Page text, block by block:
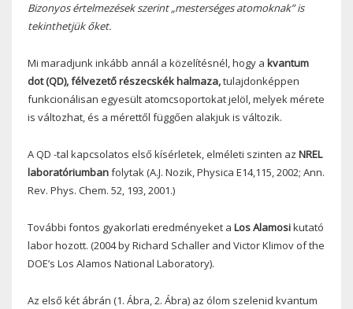
Bizonyos értelmezések szerint „mesterséges atomoknak” is
tekinthetjük őket.
Mi maradjunk inkább annál a közelítésnél, hogy a kvantum
dot (QD), félvezető részecskék halmaza,tulajdonképpen
funkcionálisan egyesült atomcsoportokat jelöl, melyek mérete
is változhat, és a mérettől függően alakjuk is változik.
A QD -tal kapcsolatos első kísérletek, elméleti szinten az NREL
laboratóriumbanfolytak (A.J. Nozik, Physica E14,115, 2002; Ann.
Rev. Phys. Chem. 52, 193, 2001.)
További fontos gyakorlati eredményeket a Los Alamosikutató
labor hozott. (2004 by Richard Schaller and Victor Klimov of the
DOE’s Los Alamos National Laboratory).
Az első két ábrán (1. Ábra, 2. Ábra) az ólom szelenid kvantum